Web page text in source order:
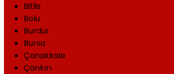
Bitlis
Bolu
Burdur
Bursa
Çanakkale
Çankırı